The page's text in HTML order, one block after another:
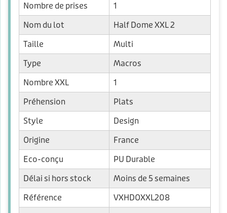
Nombre de prises
1
Nom du lot
Half Dome XXL 2
Taille
Multi
Type
Macros
Nombre XXL
1
Préhension
Plats
Style
Design
Origine
France
Eco-conçu
PU Durable
Délai si hors stock
Moins de 5 semaines
Référence
VXHDOXXL208